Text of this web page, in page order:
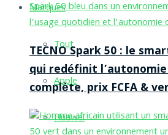
Marques
Tout
Apple
Huawei
TECNO Spark 50 : le
qui redéfinit l’autonomie
complète, prix FCFA &